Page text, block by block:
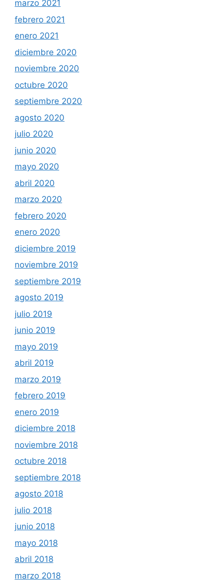
marzo 2021
febrero 2021
enero 2021
diciembre 2020
noviembre 2020
octubre 2020
septiembre 2020
agosto 2020
julio 2020
junio 2020
mayo 2020
abril 2020
marzo 2020
febrero 2020
enero 2020
diciembre 2019
noviembre 2019
septiembre 2019
agosto 2019
julio 2019
junio 2019
mayo 2019
abril 2019
marzo 2019
febrero 2019
enero 2019
diciembre 2018
noviembre 2018
octubre 2018
septiembre 2018
agosto 2018
julio 2018
junio 2018
mayo 2018
abril 2018
marzo 2018